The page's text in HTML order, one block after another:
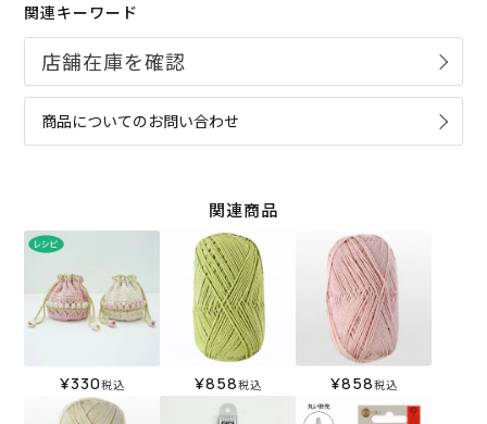
関連キーワード
商品についてのお問い合わせ
関連商品
¥330税込 ¥858税込 ¥858税込